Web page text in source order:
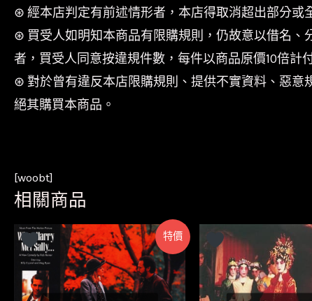
⊛ 經本店判定有前述情形者，本店得取消超出部分或
⊛ 買受人如明知本商品有限購規則，仍故意以借名
者，買受人同意按違規件數，每件以商品原價10倍計
⊛ 對於曾有違反本店限購規則、提供不實資料、惡
絕其購買本商品。
[woobt]
相關商品
特價